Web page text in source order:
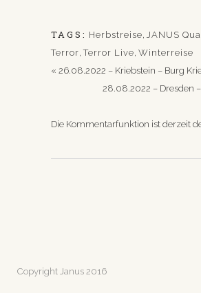
TAGS: Herbstreise, JANUS
Terror,Terror Live, Winterreise
« 26.08.2022 – Kriebstein – Burg
28.08.2022 – Dresden
Die Kommentarfunktion ist derzeit
Copyright Janus 2016